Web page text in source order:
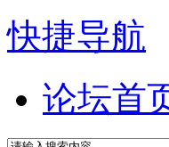
快捷导航
论坛首